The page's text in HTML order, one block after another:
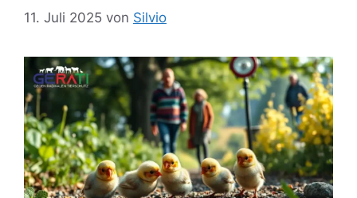
11. Juli 2025 von Silvio